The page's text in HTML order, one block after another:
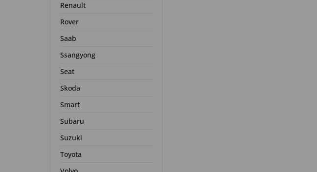
Renault
Rover
Saab
Ssangyong
Seat
Skoda
Smart
Subaru
Suzuki
Toyota